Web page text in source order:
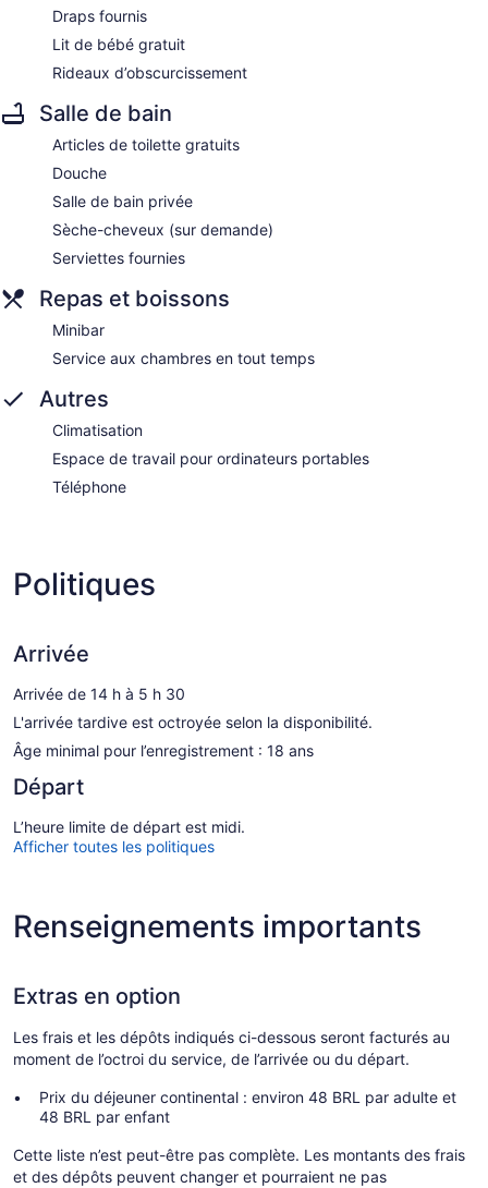
Draps fournis
Lit de bébé gratuit
Rideaux d’obscurcissement
Salle de bain
Articles de toilette gratuits
Douche
Salle de bain privée
Sèche-cheveux (sur demande)
Serviettes fournies
Repas et boissons
Minibar
Service aux chambres en tout temps
Autres
Climatisation
Espace de travail pour ordinateurs portables
Téléphone
Politiques
Arrivée
Arrivée de 14 h à 5 h 30
L'arrivée tardive est octroyée selon la disponibilité.
Âge minimal pour l’enregistrement : 18 ans
Départ
L’heure limite de départ est midi.
Afficher toutes les politiques
Renseignements importants
Extras en option
Les frais et les dépôts indiqués ci-dessous seront facturés au
moment de l’octroi du service, de l’arrivée ou du départ.
Prix du déjeuner continental : environ 48 BRL par adulte et
48 BRL par enfant
Cette liste n’est peut-être pas complète. Les montants des frais
et des dépôts peuvent changer et pourraient ne pas